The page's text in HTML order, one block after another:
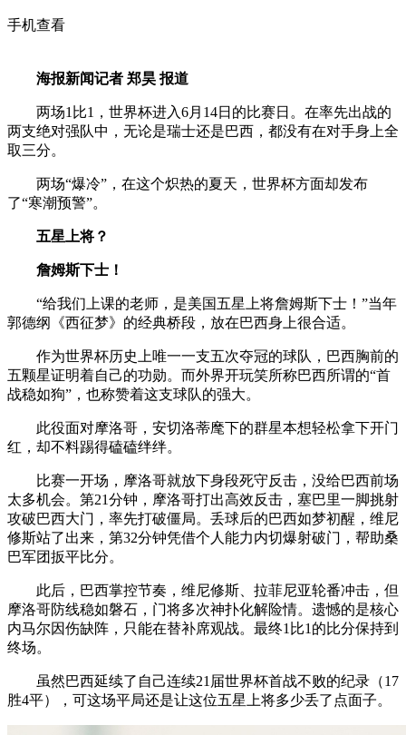
手机查看
海报新闻记者 郑昊 报道
两场1比1，世界杯进入6月14日的比赛日。在率先出战的
两支绝对强队中，无论是瑞士还是巴西，都没有在对手身上全
取三分。
两场“爆冷”，在这个炽热的夏天，世界杯方面却发布
了“寒潮预警”。
五星上将？
詹姆斯下士！
“给我们上课的老师，是美国五星上将詹姆斯下士！”当年
郭德纲《西征梦》的经典桥段，放在巴西身上很合适。
作为世界杯历史上唯一一支五次夺冠的球队，巴西胸前的
五颗星证明着自己的功勋。而外界开玩笑所称巴西所谓的“首
战稳如狗”，也称赞着这支球队的强大。
此役面对摩洛哥，安切洛蒂麾下的群星本想轻松拿下开门
红，却不料踢得磕磕绊绊。
比赛一开场，摩洛哥就放下身段死守反击，没给巴西前场
太多机会。第21分钟，摩洛哥打出高效反击，塞巴里一脚挑射
攻破巴西大门，率先打破僵局。丢球后的巴西如梦初醒，维尼
修斯站了出来，第32分钟凭借个人能力内切爆射破门，帮助桑
巴军团扳平比分。
此后，巴西掌控节奏，维尼修斯、拉菲尼亚轮番冲击，但
摩洛哥防线稳如磐石，门将多次神扑化解险情。遗憾的是核心
内马尔因伤缺阵，只能在替补席观战。最终1比1的比分保持到
终场。
虽然巴西延续了自己连续21届世界杯首战不败的纪录（17
胜4平），可这场平局还是让这位五星上将多少丢了点面子。